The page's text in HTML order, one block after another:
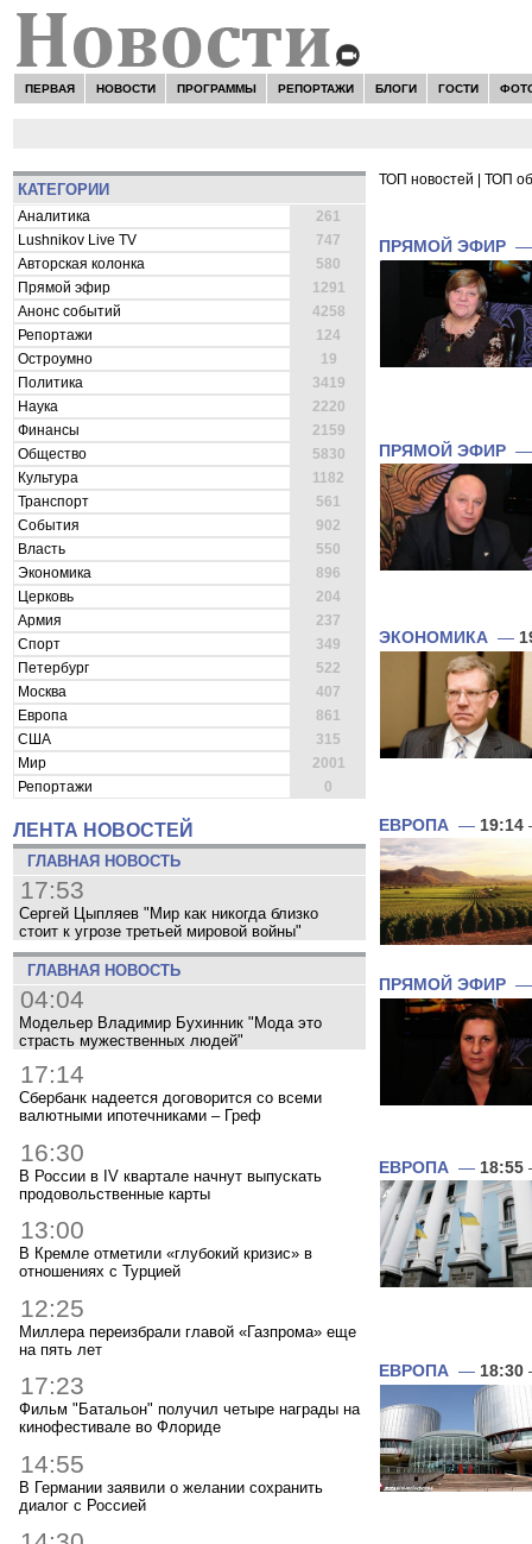
ПЕРВАЯ НОВОСТИ ПРОГРАММЫ РЕПОРТАЖИ БЛОГИ ГОСТИ
КАТЕГОРИИ
Аналитика
261
Lushnikov Live TV
747
Авторская колонка
580
Прямой эфир
1291
Анонс событий
4258
Репортажи
124
Остроумно
19
Политика
3419
Наука
2220
Финансы
2159
Общество
5830
Культура
1182
Транспорт
561
События
902
Власть
550
Экономика
896
Церковь
204
Армия
237
Спорт
349
Петербург
522
Москва
407
Европа
861
США
315
Мир
2001
Репортажи
0
ЛЕНТА НОВОСТЕЙ
ГЛАВНАЯ НОВОСТЬ
17:53
Сергей Цыпляев "Мир как никогда близко
стоит к угрозе третьей мировой войны"
ГЛАВНАЯ НОВОСТЬ
04:04
Модельер Владимир Бухинник "Мода это
страсть мужественных людей"
17:14
Сбербанк надеется договорится со всеми
валютными ипотечниками – Греф
16:30
В России в IV квартале начнут выпускать
продовольственные карты
13:00
В Кремле отметили «глубокий кризис» в
отношениях с Турцией
12:25
Миллера переизбрали главой «Газпрома» еще
на пять лет
17:23
Фильм "Батальон" получил четыре награды на
кинофестивале во Флориде
14:55
В Германии заявили о желании сохранить
диалог с Россией
ТОП новостей ТОП
ПРЯМОЙ ЭФИР
ПРЯМОЙ ЭФИР
ЭКОНОМИКА —
ЕВРОПА — 19:14
ПРЯМОЙ ЭФИР
ЕВРОПА — 18:55
ЕВРОПА — 18:30